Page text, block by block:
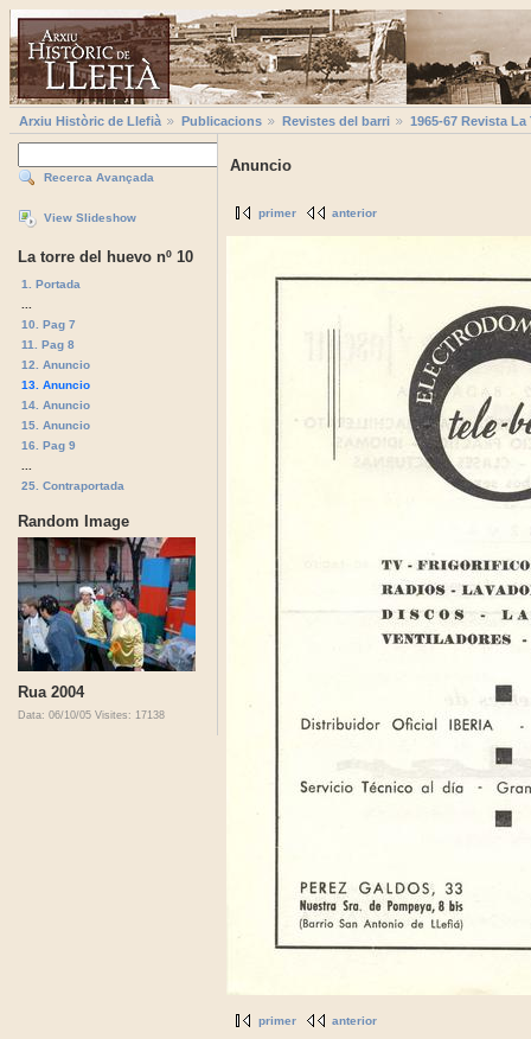
Arxiu Històric de Llefià Publicacions Revistes del barri 1965-67 Revista
Recerca Avançada
View Slideshow
La torre del huevo nº 10
1. Portada
10. Pag 7
11. Pag 8
12. Anuncio
13. Anuncio
14. Anuncio
15. Anuncio
16. Pag 9
25. Contraportada
Random Image
Rua 2004
Data: 06/10/05 Visites: 17138
Anuncio
primer anterior
primer anterior